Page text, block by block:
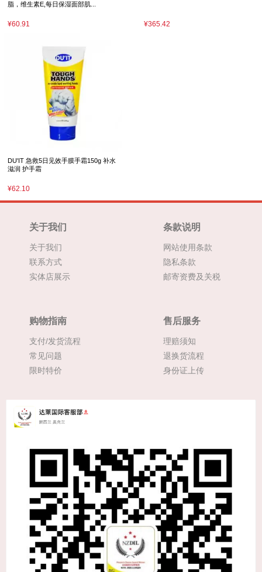
脂，维生素E,每日保湿面部肌...
¥60.91 ¥365.42
DU'IT 急救5日见效手膜手霜150g 补水
滋润 护手霜
¥62.10
关于我们
关于我们
联系方式
实体店展示
条款说明
网站使用条款
隐私条款
邮寄资费及关税
购物指南
支付/发货流程
常见问题
限时特价
售后服务
理赔须知
退换货流程
身份证上传